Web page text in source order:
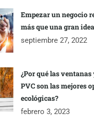
en verano
las carreteras, según SMA
incorpora Nasomatto a su
Empezar un negocio
más que una gran idea
septiembre 27, 2022
¿Por qué las ventanas
PVC son las mejores
ecológicas?
febrero 3, 2023